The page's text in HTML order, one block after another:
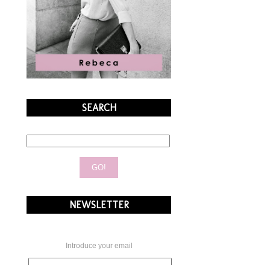
SEARCH
NEWSLETTER
Introduce your email